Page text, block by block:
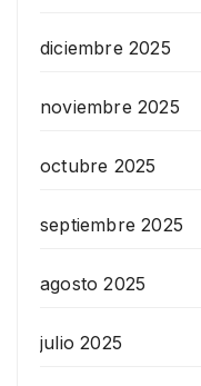
diciembre 2025
noviembre 2025
octubre 2025
septiembre 2025
agosto 2025
julio 2025